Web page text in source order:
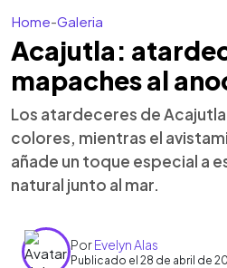
Home-Galeria
Acajutla:
mapaches al
Los atardeceres de
colores, mientras el
añade un toque especial a
natural junto al mar.
PorEvelyn Alas
Publicado el 28 de abril de